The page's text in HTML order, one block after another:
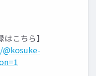
こちら】